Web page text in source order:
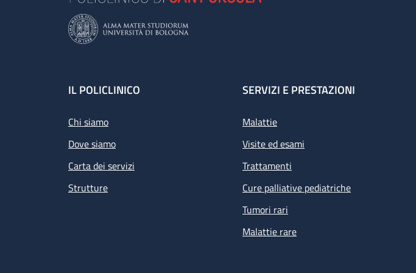
Footer
IL POLICLINICO
Chi siamo
Dove siamo
Carta dei servizi
Strutture
SERVIZI E PRESTAZIONI
Malattie
Visite ed esami
Trattamenti
Cure palliative pediatriche
Tumori rari
Malattie rare